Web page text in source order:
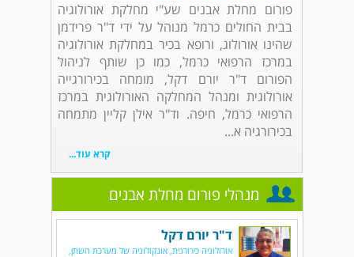
פורום מחלת אבנים שע"י מחלקת אורולוגיה
בבית החולים כרמל מנוהל על ידי ד"ר פרידמן
שהינו אורולוג, ורופא בכיר במחלקת אורולוגיה
במרכז הרפואי כרמל, כמו כן שותף לניהול
הפורום ד"ר יורם דקל, מומחה בכירורגייה
אורולוגית ומנהל המחלקה האורולוגית במרכז
הרפואי כרמל, חיפה. וד"ר אילן קליין מתמחה
בכירורגיה א...
קרא עוד...
מנהלי פורום מחלת אבנים
ד"ר יורם דקל
אורולוגיה כירורגית, אונקולוגיה של מערכת השתן,